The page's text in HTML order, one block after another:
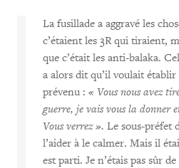
La fusillade a aggravé les
c’étaient les 3R qui tiraient,
que c’était les anti-balaka.
a alors dit qu’il voulait
prévenu : « Vous nous avez
guerre, je vais vous la donner
Vous verrez ». Le sous-préfet
l’aider à le calmer. Mais il
est parti. Je n’étais pas sûr